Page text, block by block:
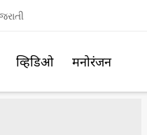
व्हिडिओ मनोरंजन